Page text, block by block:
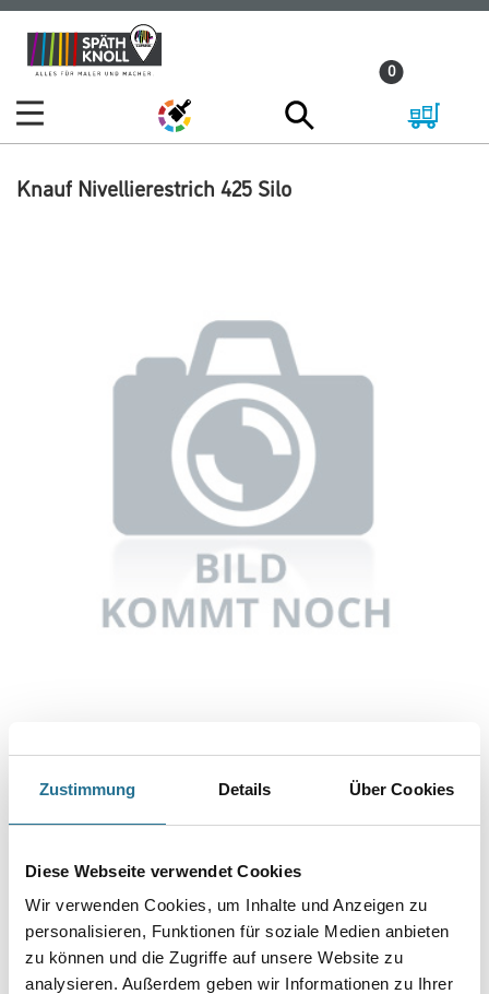
Zustimmung Details Über Cookies
Diese Webseite verwendet Cookies
Wir verwenden Cookies, um Inhalte und Anzeigen zu
personalisieren, Funktionen für soziale Medien anbieten
zu können und die Zugriffe auf unsere Website zu
analysieren. Außerdem geben wir Informationen zu Ihrer
Zum
Inhalt
Zum
Navigationsmenü
0
Knauf Nivellierestrich 425 Silo
Bitte einloggen, um Preise zu sehen
Art-Nr.:1065-000044
Umrechnungsfaktoren